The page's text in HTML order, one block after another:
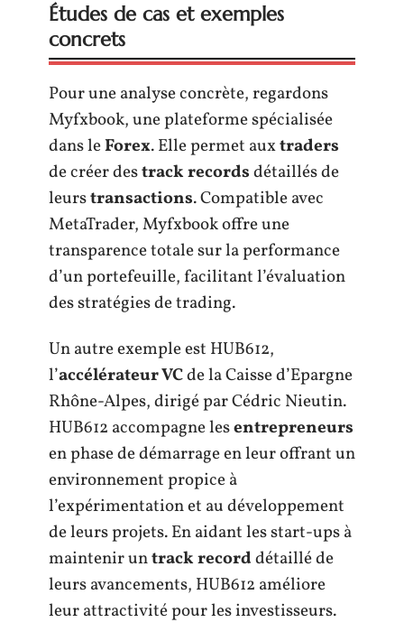
Études de cas et exemples
concrets
Pour une analyse concrète, regardons
Myfxbook, une plateforme spécialisée
dans leForex. Elle permet auxtraders
de créer destrack recordsdétaillés de
leurstransactions. Compatible avec
MetaTrader, Myfxbook offre une
transparence totale sur la performance
d’un portefeuille, facilitant l’évaluation
des stratégies de trading.
Un autre exemple est HUB612,
l’accélérateur VCde la Caisse d’Epargne
Rhône-Alpes, dirigé par Cédric Nieutin.
HUB612 accompagne lesentrepreneurs
en phase de démarrage en leur offrant un
environnement propice à
l’expérimentation et au développement
de leurs projets. En aidant les start-ups à
maintenir untrack recorddétaillé de
leurs avancements, HUB612 améliore
leur attractivité pour les investisseurs.